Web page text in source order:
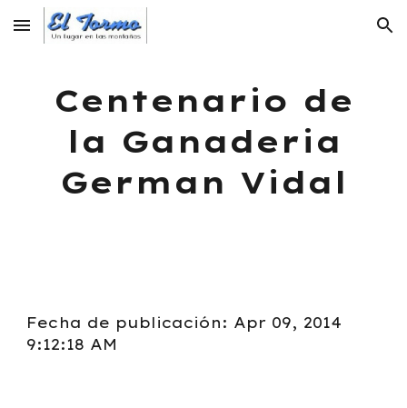
Skip to main content Skip to navigation
Centenario de
la Ganaderia
German Vidal
Fecha de publicación: Apr 09, 2014
9:12:18 AM